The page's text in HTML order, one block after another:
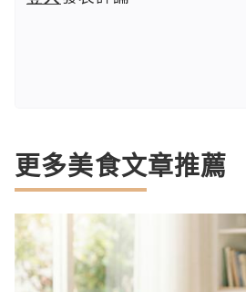
更多美食文章推薦